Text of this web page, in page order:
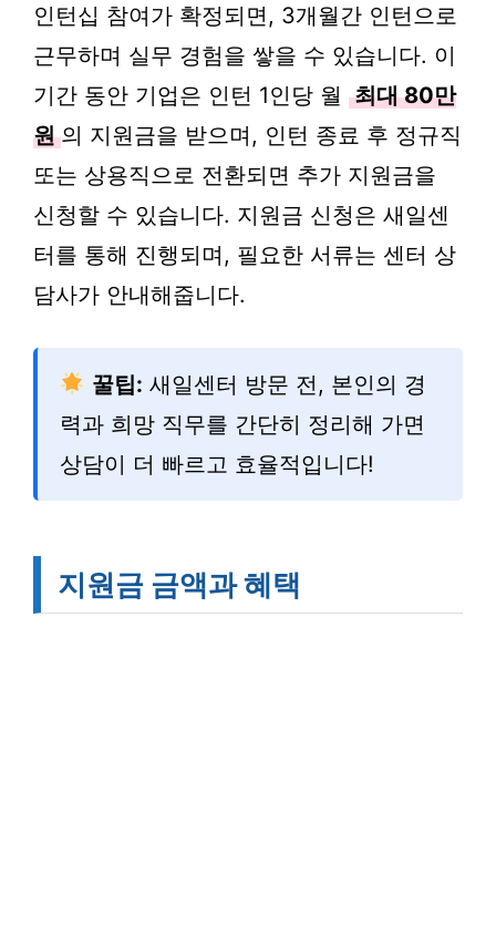
인턴십 참여가 확정되면, 3개월간 인턴으로
근무하며 실무 경험을 쌓을 수 있습니다. 이
기간 동안 기업은 인턴 1인당 월 최대 80만
원 의 지원금을 받으며, 인턴 종료 후 정규직
또는 상용직으로 전환되면 추가 지원금을
신청할 수 있습니다. 지원금 신청은 새일센
터를 통해 진행되며, 필요한 서류는 센터 상
담사가 안내해줍니다.
꿀팁: 새일센터 방문 전, 본인의 경
력과 희망 직무를 간단히 정리해 가면
상담이 더 빠르고 효율적입니다!
지원금 금액과 혜택